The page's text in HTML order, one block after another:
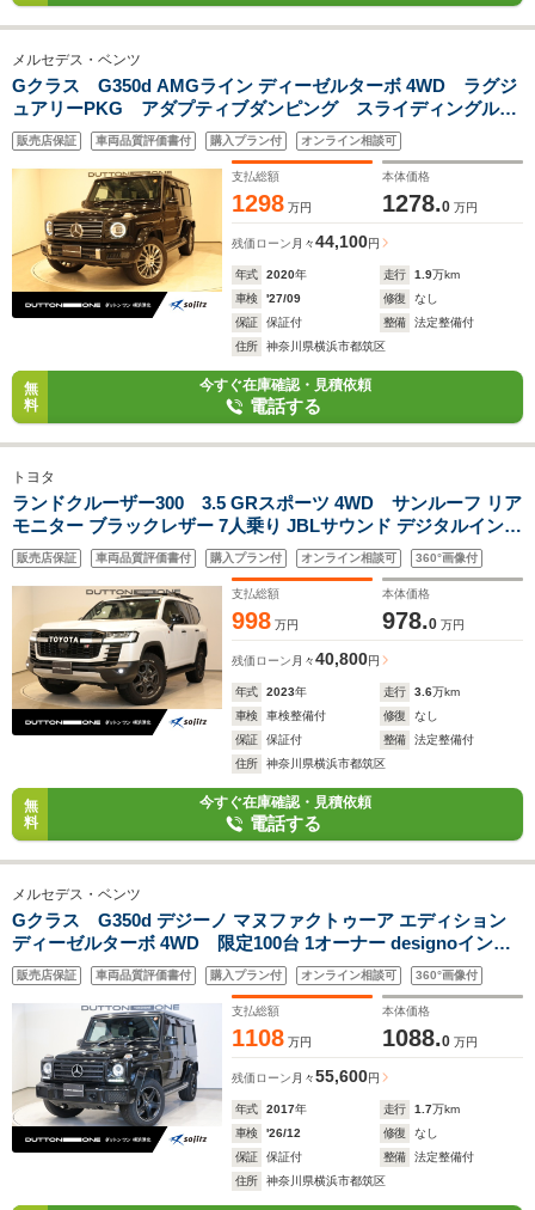
メルセデス・ベンツ
Gクラス G350d AMGライン ディーゼルターボ 4WD ラグジ
ュアリーPKG アダプティブダンピング スライディングルー
フ Brumesterサウンド サラウンドビューカメラ 純正20イ
ンチAW レーダーセーフティPKG LEDヘッドライト シート
ヒーター パワーシート
販売店保証 車両品質評価書付 購入プラン付 オンライン相談可
支払総額
1298 万円
本体価格
1278.0 万円
残価ローン 月々44,100円
年式 2020年 走行 1.9万km
車検
'27/09 修復
なし
保証
保証付 整備
法定整備付
住所
神奈川県横浜市都筑区
無
料
今すぐ在庫確認・見積依頼
電話する
トヨタ
ランドクルーザー300 3.5 GRスポーツ 4WD サンルーフ リア
モニター ブラックレザー 7人乗り JBLサウンド デジタルインナ
ーミラー シートヒーター シートベンチレーション ステアリン
グヒーター サラウンドビューカメラ LEDヘッドライト パワー
販売店保証 車両品質評価書付 購入プラン付 オンライン相談可 360°画像付
支払総額
998 万円
本体価格
978.0 万円
残価ローン 月々40,800円
年式 2023年 走行 3.6万km
車検
車検整備付 修復
なし
保証
保証付 整備
法定整備付
住所
神奈川県横浜市都筑区
無
料
今すぐ在庫確認・見積依頼
電話する
メルセデス・ベンツ
Gクラス G350d デジーノ マヌファクトゥーア エディション
ディーゼルターボ 4WD 限定100台 1オーナー designoインテ
リア(ピアノラッカーウッドトリム/レッドシートベルト/フロア
マット/専用バッジ) ブラックペイント19インチAW スライディ
ングルーフ シートヒーター ベンチレーション
販売店保証 車両品質評価書付 購入プラン付 オンライン相談可 360°画像付
支払総額
1108 万円
本体価格
1088.0 万円
残価ローン 月々55,600円
年式 2017年 走行 1.7万km
車検
'26/12 修復
なし
保証
保証付 整備
法定整備付
住所
神奈川県横浜市都筑区